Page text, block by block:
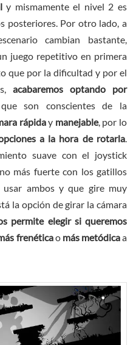
y mismamente el nivel 2 es
posteriores. Por otro lado, a
cambian bastante,
juego repetitivo en primera
que por la dificultad y por el
acabaremos optando por
son conscientes de la
rápiday manejable, por lo
a la hora de rotarla.
suave con el joystick
más fuerte con los gatillos
usar ambos y que gire muy
la opción de girar la cámara
permite elegir si queremos
frenéticaomás metódicaa